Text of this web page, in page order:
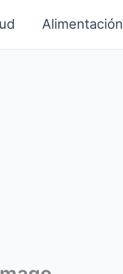
Alimentación